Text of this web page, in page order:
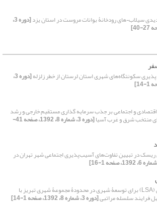
سیلاب¬های رودخانۀ بوانات مروست در استان یزد [دوره 3،
سکونتگاه‌های شهری استان لرستان از خطر زلزله [دوره 3،
و اجتماعی بر جذب سرمایه گذاری مستقیم خارجی و رشد
منتخب شرق و غرب آسیا [دوره 3، شماره 8، 1392، صفحه 41-
در تبیین تفاوت‌های آسیب‌پذیری اجتماعی شهر تهران در
تحلیل تناسب اراضی (LSA) برای توسعۀ شهری در محدودۀ مجموعۀ شهری تبریز با
فرایند سلسله مراتبی[دوره 3، شماره 8، 1392، صفحه 1-14]